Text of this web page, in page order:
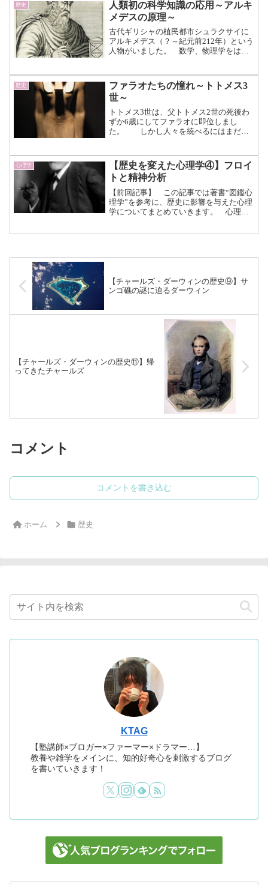
す。 大昔から自然界に存...（続
きを読む）
歴史
人類初の科学知識の応用～アルキ
メデスの原理～
古代ギリシャの植民都市シュラクサイに
アルキメデス（？～紀元前212年）という
人物がいました。 数学、物理学をはじ
ます。 何より現在では“浮力”として
知られるアルキメデス...（続きを読む）
歴史
ファラオたちの憧れ～トトメス3
世～
トトメス3世は、父トトメス2世の死後わ
ずか6歳にしてファラオに即位しまし
た。 しかし人々を統べるにはまだ幼
す。 ハトシェプストは領地や資源獲
得のための遠征などは控え、貿易...（続
きを読む）
心理学
【歴史を変えた心理学④】フロイ
トと精神分析
【前回記事】 この記事では著書“図鑑心
理学”を参考に、歴史に影響を与えた心理
学についてまとめていきます。 心理学
【チャールズ・ダーウィンの歴史⑨】サ
ンゴ礁の謎に迫るダーウィン
【チャールズ・ダーウィンの歴史⑪】帰
ってきたチャールズ
コメント
コメントを書き込む
ホーム 歴史
KTAG
【塾講師×ブロガー×ファーマー×ドラマー…】
教養や雑学をメインに、知的好奇心を刺激するブログ
を書いていきます！